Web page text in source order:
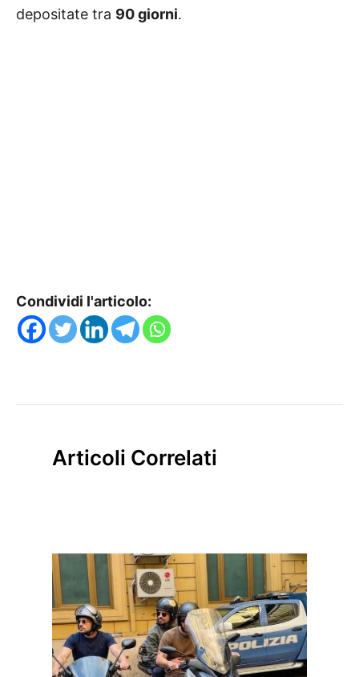
depositate tra 90 giorni.
Condividi l'articolo:
Articoli Correlati